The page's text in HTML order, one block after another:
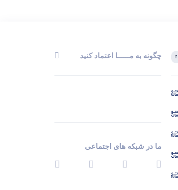
آخرین محصولاتی که بازدید کردید
چگونه به مــــــا اعتماد کنید
ما در شبکه های اجتماعی